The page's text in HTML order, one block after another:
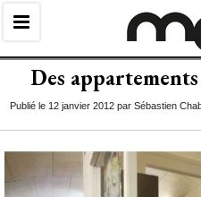
Des
Publié le 12 janvier 2012 par Sébastien